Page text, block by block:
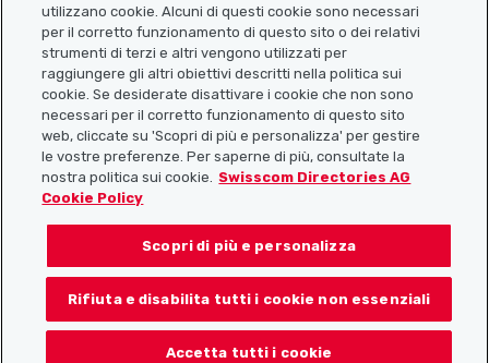
Link utili
Scarica l’app Localcities
Seguiteci su:
utilizzano cookie. Alcuni di questi cookie sono necessari
per il corretto funzionamento di questo sito o dei relativi
strumenti di terzi e altri vengono utilizzati per
raggiungere gli altri obiettivi descritti nella politica sui
cookie. Se desiderate disattivare i cookie che non sono
necessari per il corretto funzionamento di questo sito
web, cliccate su 'Scopri di più e personalizza' per gestire
le vostre preferenze. Per saperne di più, consultate la
nostra politica sui cookie.
Swisscom Directories AG
Cookie Policy
Scopri di più e personalizza
Rifiuta e disabilita tutti i cookie non essenziali
Accetta tutti i cookie